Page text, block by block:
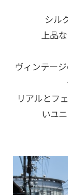
シル
上品
ヴィンテー
リアルとフ
いユ